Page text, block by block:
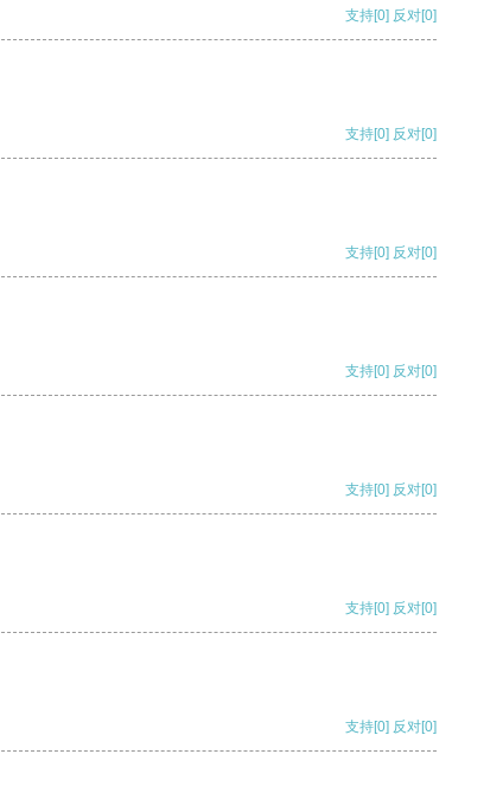
支持[0] 反对[0]
支持[0] 反对[0]
支持[0] 反对[0]
支持[0] 反对[0]
支持[0] 反对[0]
支持[0] 反对[0]
支持[0] 反对[0]